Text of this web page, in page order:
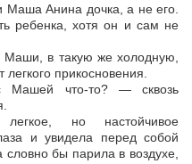
Маша Анина дочка, а не его.
ребенка, хотя он и сам не
Маши, в такую же холодную,
прикосновения.
Машей что-то? — сквозь
но настойчивое
и увидела перед собой
бы парила в воздухе,